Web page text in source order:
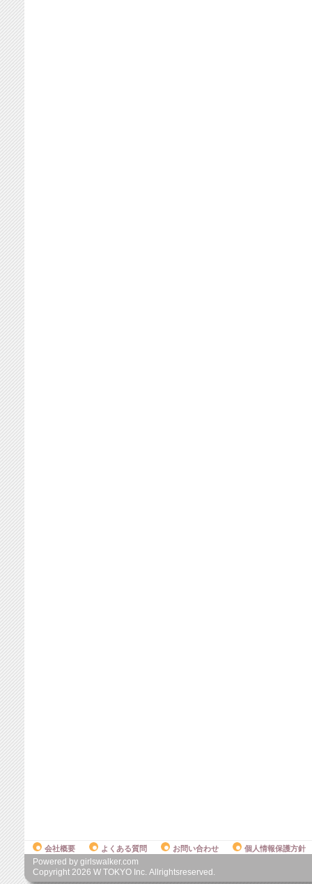
会社概要 よくある質問 お問い合わせ 個人情報保護方針
Powered by girlswalker.com
Copyright 2026 W TOKYO Inc. Allrightsreserved.